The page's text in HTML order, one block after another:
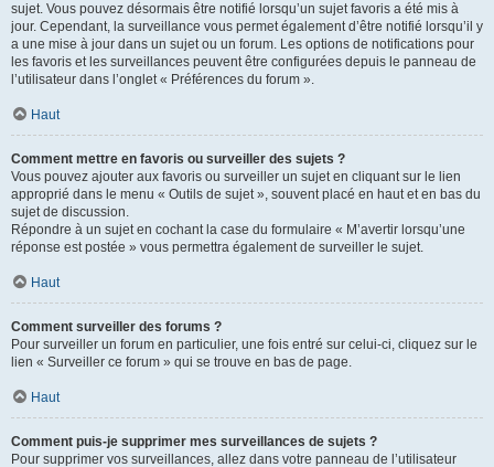
sujet. Vous pouvez désormais être notifié lorsqu’un sujet favoris a été mis à
jour. Cependant, la surveillance vous permet également d’être notifié lorsqu’il y
a une mise à jour dans un sujet ou un forum. Les options de notifications pour
les favoris et les surveillances peuvent être configurées depuis le panneau de
l’utilisateur dans l’onglet « Préférences du forum ».
Haut
Comment mettre en favoris ou surveiller des sujets ?
Vous pouvez ajouter aux favoris ou surveiller un sujet en cliquant sur le lien
approprié dans le menu « Outils de sujet », souvent placé en haut et en bas du
sujet de discussion.
Répondre à un sujet en cochant la case du formulaire « M’avertir lorsqu’une
réponse est postée » vous permettra également de surveiller le sujet.
Haut
Comment surveiller des forums ?
Pour surveiller un forum en particulier, une fois entré sur celui-ci, cliquez sur le
lien « Surveiller ce forum » qui se trouve en bas de page.
Haut
Comment puis-je supprimer mes surveillances de sujets ?
Pour supprimer vos surveillances, allez dans votre panneau de l’utilisateur